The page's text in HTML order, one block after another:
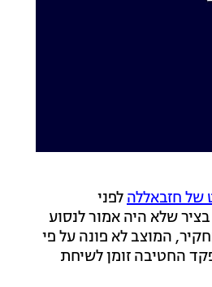
של חזבאללהלפני
שלא היה אמור לנסוע
המוצב לא פונה על פי
נזיפה פיקודית, מפקד החטיבה זומן לשיחת